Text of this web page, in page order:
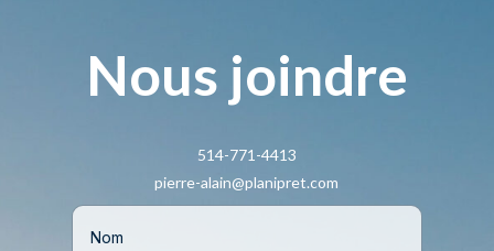
Nous joindre
514-771-4413
pierre-alain@planipret.com